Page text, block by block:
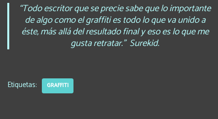
“Todo escritor que se precie sabe que lo importante
de algo como el graffiti es todo lo que va unido a
éste, más allá del resultado final y eso es lo que me
gusta retratar.”Surekid.
Etiquetas: GRAFFITI